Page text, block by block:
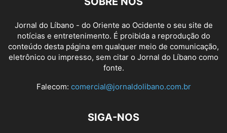
Jornal do Líbano - do Oriente ao Ocidente o seu site de
notícias e entretenimento. É proibida a reprodução do
conteúdo desta página em qualquer meio de comunicação,
eletrônico ou impresso, sem citar o Jornal do Líbano como
fonte.
Falecom: comercial@jornaldolibano.com.br
SIGA-NOS